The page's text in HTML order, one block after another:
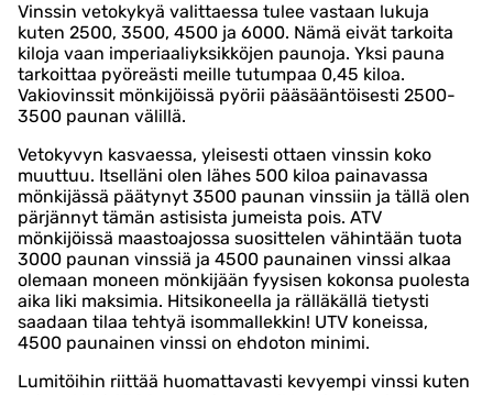
Vinssin vetokykyä valittaessa tulee vastaan lukuja
kuten 2500, 3500, 4500 ja 6000. Nämä eivät tarkoita
kiloja vaan imperiaaliyksikköjen paunoja. Yksi pauna
tarkoittaa pyöreästi meille tutumpaa 0,45 kiloa.
Vakiovinssit mönkijöissä pyörii pääsääntöisesti 2500-
3500 paunan välillä.
Vetokyvyn kasvaessa, yleisesti ottaen vinssin koko
muuttuu. Itselläni olen lähes 500 kiloa painavassa
mönkijässä päätynyt 3500 paunan vinssiin ja tällä olen
pärjännyt tämän astisista jumeista pois. ATV
mönkijöissä maastoajossa suosittelen vähintään tuota
3000 paunan vinssiä ja 4500 paunainen vinssi alkaa
olemaan moneen mönkijään fyysisen kokonsa puolesta
aika liki maksimia. Hitsikoneella ja rälläkällä tietysti
saadaan tilaa tehtyä isommallekkin! UTV koneissa,
4500 paunainen vinssi on ehdoton minimi.
Lumitöihin riittää huomattavasti kevyempi vinssi kuten